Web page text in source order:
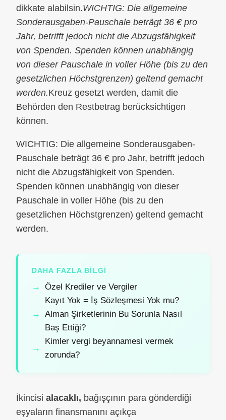
dikkate alabilsin.WICHTIG: Die allgemeine
Sonderausgaben-Pauschale beträgt 36 € pro
Jahr, betrifft jedoch nicht die Abzugsfähigkeit
von Spenden. Spenden können unabhängig
von dieser Pauschale in voller Höhe (bis zu den
gesetzlichen Höchstgrenzen) geltend gemacht
werden.Kreuz gesetzt werden, damit die
Behörden den Restbetrag berücksichtigen
können.
WICHTIG: Die allgemeine Sonderausgaben-
Pauschale beträgt 36 € pro Jahr, betrifft jedoch
nicht die Abzugsfähigkeit von Spenden.
Spenden können unabhängig von dieser
Pauschale in voller Höhe (bis zu den
gesetzlichen Höchstgrenzen) geltend gemacht
werden.
DAHA FAZLA BILGI
Özel Krediler ve Vergiler
Kayıt Yok = İş Sözleşmesi Yok mu?
Alman Şirketlerinin Bu Sorunla Nasıl
Baş Ettiği?
Kimler vergi beyannamesi vermek
zorunda?
İkincisi alacaklı, bağışçının para gönderdiği
eşyaların finansmanını açıkça